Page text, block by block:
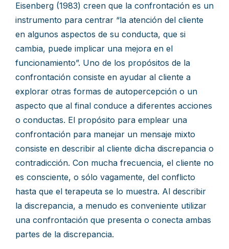
Eisenberg (1983) creen que la confrontación es un
instrumento para centrar “la atención del cliente
en algunos aspectos de su conducta, que si
cambia, puede implicar una mejora en el
funcionamiento”. Uno de los propósitos de la
confrontación consiste en ayudar al cliente a
explorar otras formas de autopercepción o un
aspecto que al final conduce a diferentes acciones
o conductas. El propósito para emplear una
confrontación para manejar un mensaje mixto
consiste en describir al cliente dicha discrepancia o
contradicción. Con mucha frecuencia, el cliente no
es consciente, o sólo vagamente, del conflicto
hasta que el terapeuta se lo muestra. Al describir
la discrepancia, a menudo es conveniente utilizar
una confrontación que presenta o conecta ambas
partes de la discrepancia.